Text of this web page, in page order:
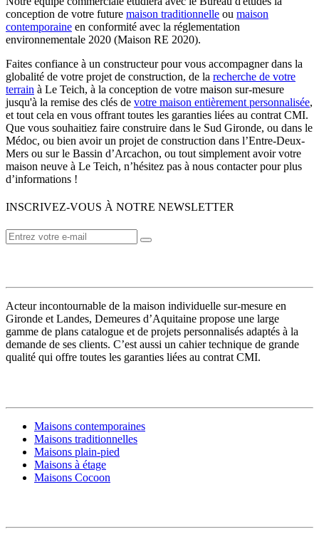
conception de votre future maison traditionnelle ou maison
contemporaine en conformité avec la réglementation
environnementale 2020 (Maison RE 2020).
Faites confiance à un constructeur pour vous accompagner dans la
globalité de votre projet de construction, de la recherche de votre
terrain à Le Teich, à la conception de votre maison sur-mesure
jusqu'à la remise des clés de votre maison entièrement personnalisée,
et tout cela en vous offrant toutes les garanties liées au contrat CMI.
Que vous souhaitiez faire construire dans le Sud Gironde, ou dans le
Médoc, ou bien avoir un projet de construction dans l’Entre-Deux-
Mers ou sur le Bassin d’Arcachon, ou tout simplement avoir votre
maison neuve à Le Teich, n’hésitez pas à nous contacter pour plus
d’informations !
INSCRIVEZ-VOUS À NOTRE NEWSLETTER
Acteur incontournable de la maison individuelle sur-mesure en
Gironde et Landes, Demeures d’Aquitaine propose une large
gamme de plans catalogue et de projets personnalisés adaptés à la
demande de ses clients. C’est aussi un cahier technique de grande
qualité qui offre toutes les garanties liées au contrat CMI.
Maisons contemporaines
Maisons traditionnelles
Maisons plain-pied
Maisons à étage
Maisons Cocoon